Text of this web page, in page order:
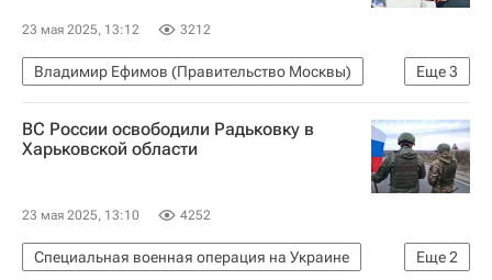
23 мая 2025, 13:12 3212
Еще3
Владимир Ефимов (Правительство Москвы)
Москва
Владислав Овчинский
Градостроительный комплекс Москвы
ВС России освободили Радьковку в
Харьковской области
23 мая 2025, 13:10 4252
Еще2
Специальная военная операция на Украине